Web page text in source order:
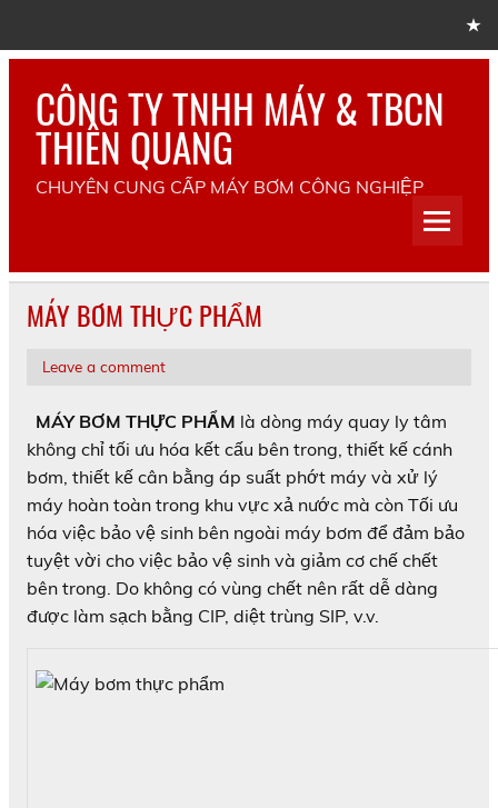
CÔNG TY TNHH MÁY & TBCN
THIÊN QUANG
CHUYÊN CUNG CẤP MÁY BƠM CÔNG NGHIỆP
MÁY BƠM THỰC PHẨM
Leave a comment
MÁY BƠM THỰC PHẨM là dòng máy quay ly tâm
không chỉ tối ưu hóa kết cấu bên trong, thiết kế cánh
bơm, thiết kế cân bằng áp suất phớt máy và xử lý
máy hoàn toàn trong khu vực xả nước mà còn Tối ưu
hóa việc bảo vệ sinh bên ngoài máy bơm để đảm bảo
tuyệt vời cho việc bảo vệ sinh và giảm cơ chế chết
bên trong. Do không có vùng chết nên rất dễ dàng
được làm sạch bằng CIP, diệt trùng SIP, v.v.